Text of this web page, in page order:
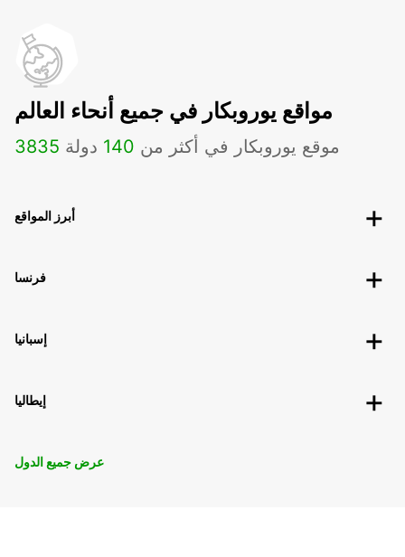
مواقع يوروبكار في جميع أنحاء العالم
3835 موقع يوروبكار في أكثر من 140 دولة
أبرز المواقع
فرنسا
إسبانيا
إيطاليا
عرض جميع الدول